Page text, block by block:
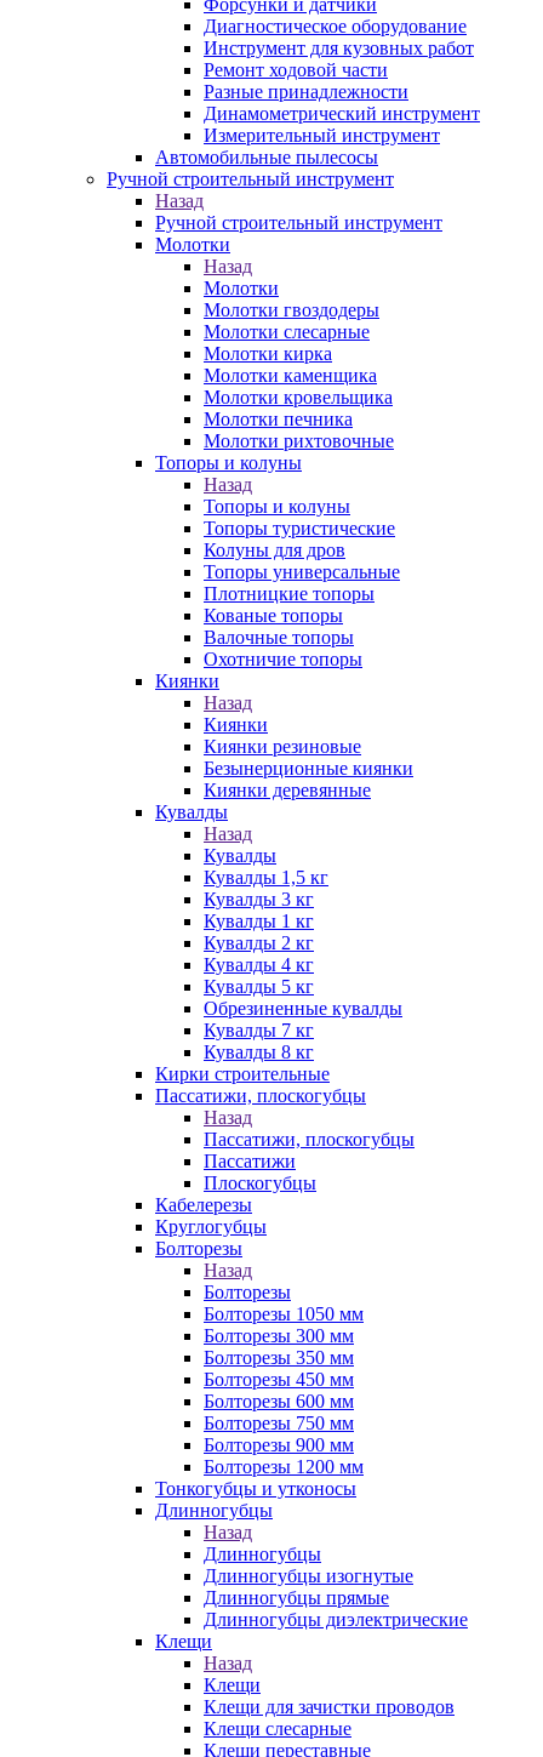
Форсунки и датчики
Диагностическое оборудование
Инструмент для кузовных работ
Ремонт ходовой части
Разные принадлежности
Динамометрический инструмент
Измерительный инструмент
Автомобильные пылесосы
Ручной строительный инструмент
Назад
Ручной строительный инструмент
Молотки
Назад
Молотки
Молотки гвоздодеры
Молотки слесарные
Молотки кирка
Молотки каменщика
Молотки кровельщика
Молотки печника
Молотки рихтовочные
Топоры и колуны
Назад
Топоры и колуны
Топоры туристические
Колуны для дров
Топоры универсальные
Плотницкие топоры
Кованые топоры
Валочные топоры
Охотничие топоры
Киянки
Назад
Киянки
Киянки резиновые
Безынерционные киянки
Киянки деревянные
Кувалды
Назад
Кувалды
Кувалды 1,5 кг
Кувалды 3 кг
Кувалды 1 кг
Кувалды 2 кг
Кувалды 4 кг
Кувалды 5 кг
Обрезиненные кувалды
Кувалды 7 кг
Кувалды 8 кг
Кирки строительные
Пассатижи, плоскогубцы
Назад
Пассатижи, плоскогубцы
Пассатижи
Плоскогубцы
Кабелерезы
Круглогубцы
Болторезы
Назад
Болторезы
Болторезы 1050 мм
Болторезы 300 мм
Болторезы 350 мм
Болторезы 450 мм
Болторезы 600 мм
Болторезы 750 мм
Болторезы 900 мм
Болторезы 1200 мм
Тонкогубцы и утконосы
Длинногубцы
Назад
Длинногубцы
Длинногубцы изогнутые
Длинногубцы прямые
Длинногубцы диэлектрические
Клещи
Назад
Клещи
Клещи для зачистки проводов
Клещи слесарные
Клещи переставные